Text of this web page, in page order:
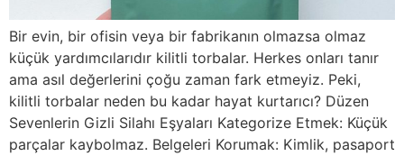
Bir evin, bir ofisin veya bir fabrikanın olmazsa olmaz
küçük yardımcılarıdır kilitli torbalar. Herkes onları tanır
ama asıl değerlerini çoğu zaman fark etmeyiz. Peki,
kilitli torbalar neden bu kadar hayat kurtarıcı? Düzen
Sevenlerin Gizli Silahı Eşyaları Kategorize Etmek: Küçük
parçalar kaybolmaz. Belgeleri Korumak: Kimlik, pasaport